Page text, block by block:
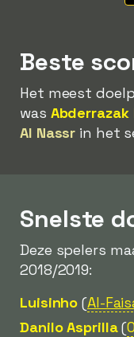
Beste
Het meest
was Abderrazak
Al Nassr in het
Snelste
Deze spelers
2018/2019:
Luisinho (Al-
Danilo Asprilla(